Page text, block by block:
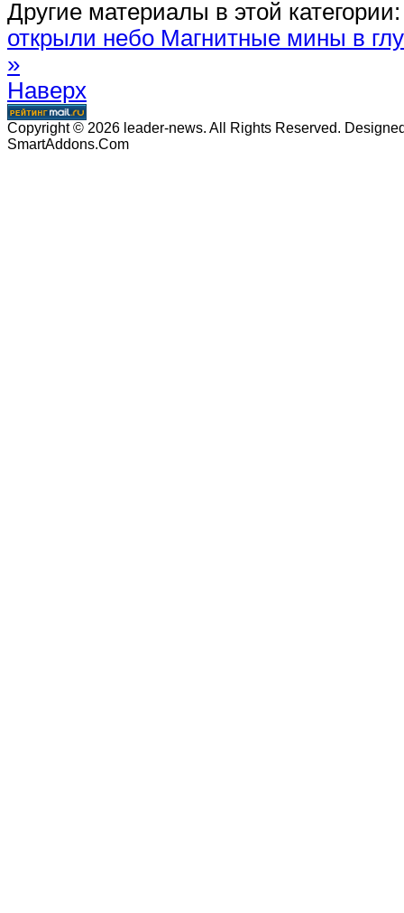
Другие материалы в этой категории:
открыли небо Магнитные мины в
»
Наверх
Copyright © 2026 leader-news. All Rights Reserved.
SmartAddons.Com